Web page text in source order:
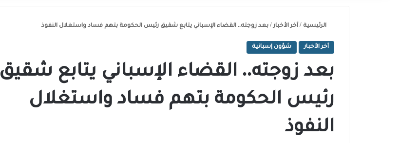
الرئيسية / آخر الأخبار / بعد زوجته.. القضاء الإسباني يتابع شقيق رئيس الحكومة بتهم فساد واستغلال النفوذ
آخر الأخبار شؤون إسبانية
بعد زوجته.. القضاء الإسباني يتابع شقيق
رئيس الحكومة بتهم فساد واستغلال
النفوذ